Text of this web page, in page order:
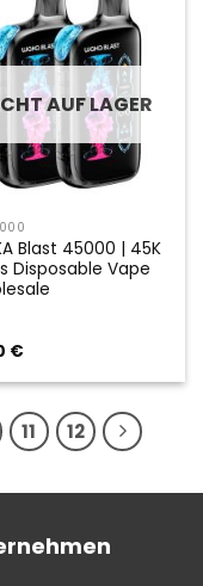
AUF LAGER
Blast 45000 | 45K
Disposable Vape
€
11 12